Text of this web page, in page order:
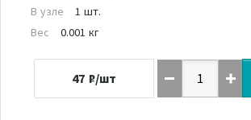
В узле
1 шт.
Вес
0.001 кг
47 ₽/шт